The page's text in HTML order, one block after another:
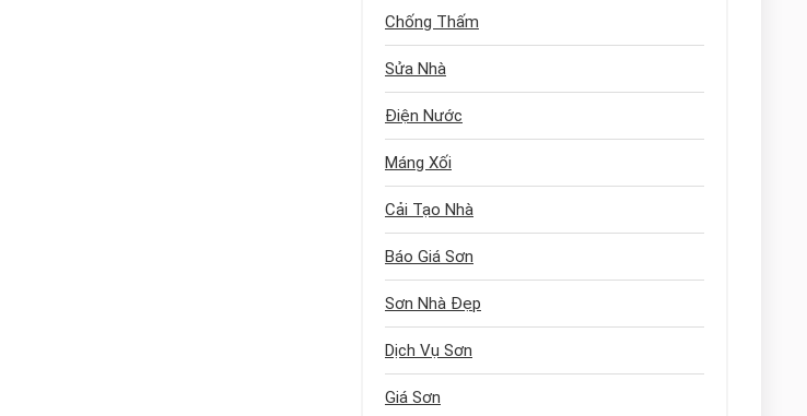
Chống Thấm
Sửa Nhà
Điện Nước
Máng Xối
Cải Tạo Nhà
Báo Giá Sơn
Sơn Nhà Đẹp
Dịch Vụ Sơn
Giá Sơn